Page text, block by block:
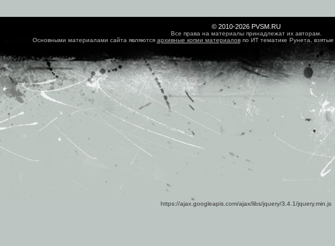
© 2010-2026 PVSM.RU
Все права на материалы принадлежат их авторам.
Основными материалами сайта являются архивные копии материаловпо ИТ тематике Рунета, взятые
https://ajax.googleapis.com/ajax/libs/jquery/3.4.1/jquery.min.js